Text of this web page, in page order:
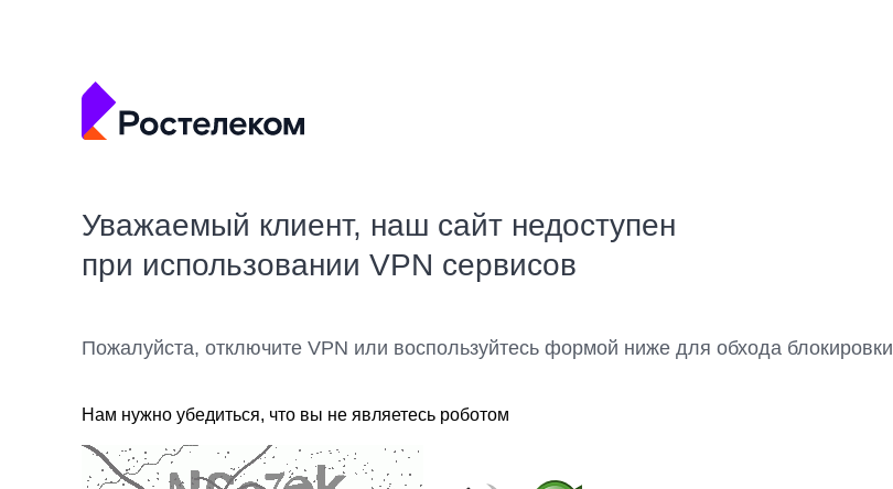
Уважаемый клиент, наш сайт недоступен
при использовании VPN сервисов
Пожалуйста, отключите VPN или воспользуйтесь формой ниже для обхода блокировки
Нам нужно убедиться, что вы не являетесь роботом